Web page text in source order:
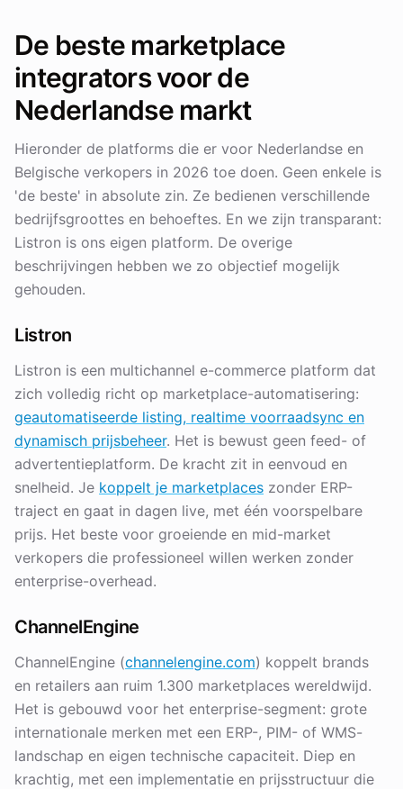
De beste marketplace
integrators voor de
Nederlandse markt
Hieronder de platforms die er voor Nederlandse en
Belgische verkopers in 2026 toe doen. Geen enkele is
'de beste' in absolute zin. Ze bedienen verschillende
bedrijfsgroottes en behoeftes. En we zijn transparant:
Listron is ons eigen platform. De overige
beschrijvingen hebben we zo objectief mogelijk
gehouden.
Listron
Listron is een multichannel e-commerce platform dat
zich volledig richt op marketplace-automatisering:
geautomatiseerde listing, realtime voorraadsync en
dynamisch prijsbeheer. Het is bewust geen feed- of
advertentieplatform. De kracht zit in eenvoud en
snelheid. Je koppelt je marketplaces zonder ERP-
traject en gaat in dagen live, met één voorspelbare
prijs. Het beste voor groeiende en mid-market
verkopers die professioneel willen werken zonder
enterprise-overhead.
ChannelEngine
ChannelEngine (channelengine.com) koppelt brands
en retailers aan ruim 1.300 marketplaces wereldwijd.
Het is gebouwd voor het enterprise-segment: grote
internationale merken met een ERP-, PIM- of WMS-
landschap en eigen technische capaciteit. Diep en
krachtig, met een implementatie en prijsstructuur die